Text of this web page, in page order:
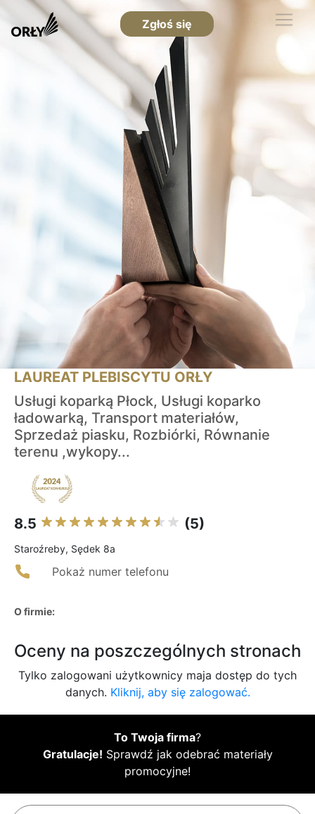
Zgłoś się
LAUREAT PLEBISCYTU ORŁY
Usługi koparką Płock, Usługi koparko
ładowarką, Transport materiałów,
Sprzedaż piasku, Rozbiórki, Równanie
terenu ,wykopy...
8.5 (5)
Staroźreby, Sędek 8a
Pokaż numer telefonu
O firmie:
Oceny na poszczególnych stronach
Tylko zalogowani użytkownicy maja dostęp do tych
danych. Kliknij, aby się zalogować.
To Twoja firma?
Gratulacje! Sprawdź jak odebrać materiały
promocyjne!